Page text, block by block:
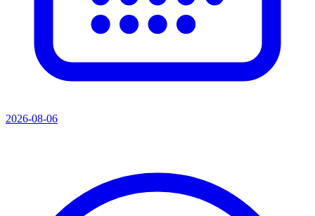
2026-08-06